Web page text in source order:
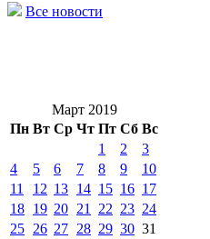
Все новости
Март 2019
Пн Вт Ср Чт Пт Сб Вс
1 2
3
4
5 6 7 8 9
10
11
12 13 14 15 16 17
18 19 20 21 22 23 24
25 26 27 28 29 30 31